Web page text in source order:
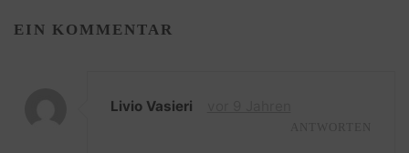
EIN KOMMENTAR
Livio Vasieri